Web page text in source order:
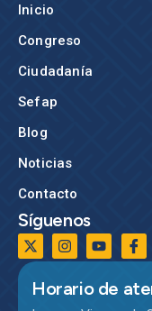
Inicio
Congreso
Ciudadanía
Sefap
Blog
Noticias
Contacto
Síguenos
Horario de